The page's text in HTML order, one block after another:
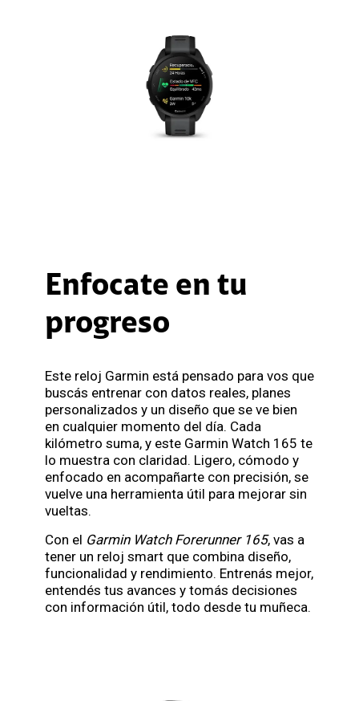
Enfocate en tu
progreso
Este reloj Garmin está pensado para vos que
buscás entrenar con datos reales, planes
personalizados y un diseño que se ve bien
en cualquier momento del día. Cada
kilómetro suma, y este Garmin Watch 165 te
lo muestra con claridad. Ligero, cómodo y
enfocado en acompañarte con precisión, se
vuelve una herramienta útil para mejorar sin
vueltas.
Con el Garmin Watch Forerunner 165, vas a
tener un reloj smart que combina diseño,
funcionalidad y rendimiento. Entrenás mejor,
entendés tus avances y tomás decisiones
con información útil, todo desde tu muñeca.